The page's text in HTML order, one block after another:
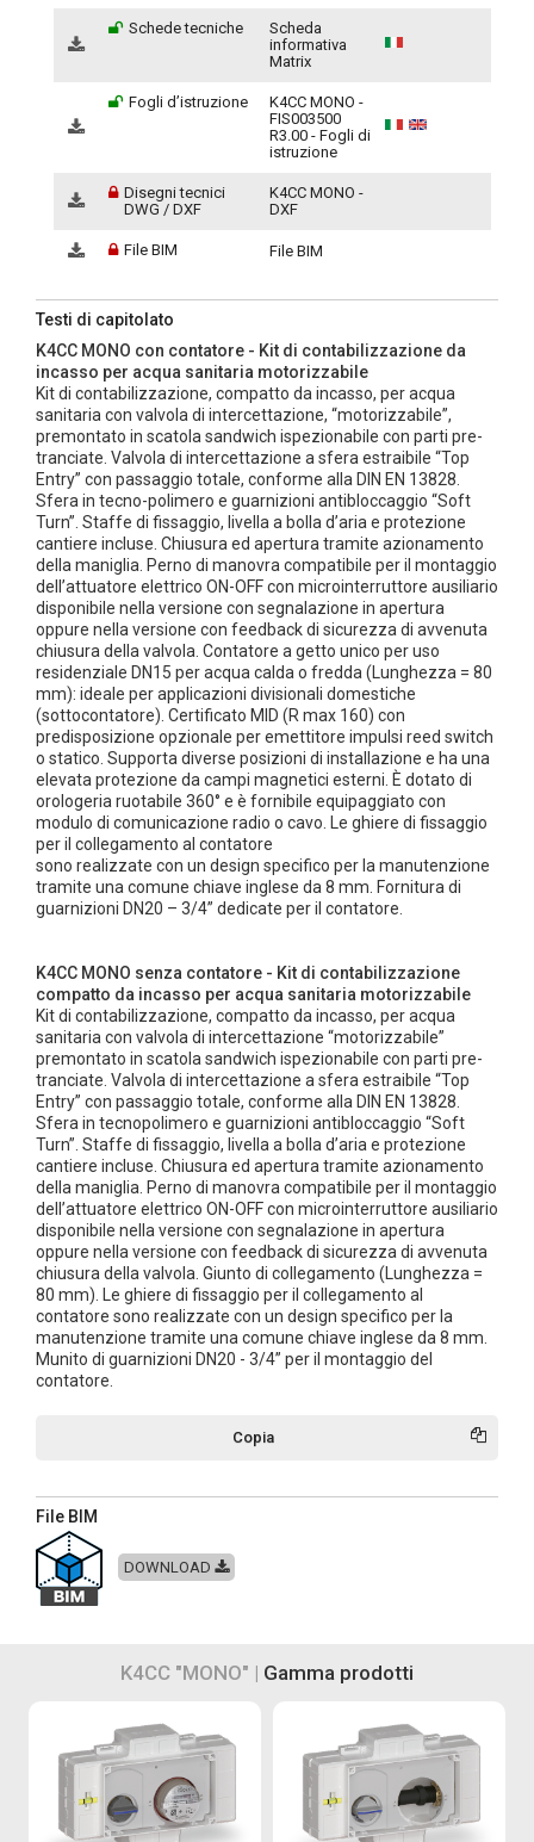
Schede tecniche
Scheda
informativa
Matrix
Fogli d’istruzione
K4CC MONO -
FIS003500
R3.00 - Fogli di
istruzione
Disegni tecnici
DWG / DXF
K4CC MONO -
DXF
File BIM File BIM
Testi di capitolato
K4CC MONO con contatore - Kit di contabilizzazione da
incasso per acqua sanitaria motorizzabile
Kit di contabilizzazione, compatto da incasso, per acqua
sanitaria con valvola di intercettazione, “motorizzabile”,
premontato in scatola sandwich ispezionabile con parti pre-
tranciate. Valvola di intercettazione a sfera estraibile “Top
Entry” con passaggio totale, conforme alla DIN EN 13828.
Sfera in tecno-polimero e guarnizioni antibloccaggio “Soft
Turn”. Staffe di fissaggio, livella a bolla d’aria e protezione
cantiere incluse. Chiusura ed apertura tramite azionamento
della maniglia. Perno di manovra compatibile per il montaggio
dell’attuatore elettrico ON-OFF con microinterruttore ausiliario
disponibile nella versione con segnalazione in apertura
oppure nella versione con feedback di sicurezza di avvenuta
chiusura della valvola. Contatore a getto unico per uso
residenziale DN15 per acqua calda o fredda (Lunghezza = 80
mm): ideale per applicazioni divisionali domestiche
(sottocontatore). Certificato MID (R max 160) con
predisposizione opzionale per emettitore impulsi reed switch
o statico. Supporta diverse posizioni di installazione e ha una
elevata protezione da campi magnetici esterni. È dotato di
orologeria ruotabile 360° e è fornibile equipaggiato con
modulo di comunicazione radio o cavo. Le ghiere di fissaggio
per il collegamento al contatore
sono realizzate con un design specifico per la manutenzione
tramite una comune chiave inglese da 8 mm. Fornitura di
guarnizioni DN20 – 3/4” dedicate per il contatore.
K4CC MONO senza contatore - Kit di contabilizzazione
compatto da incasso per acqua sanitaria motorizzabile
Kit di contabilizzazione, compatto da incasso, per acqua
sanitaria con valvola di intercettazione “motorizzabile”
premontato in scatola sandwich ispezionabile con parti pre-
tranciate. Valvola di intercettazione a sfera estraibile “Top
Entry” con passaggio totale, conforme alla DIN EN 13828.
Sfera in tecnopolimero e guarnizioni antibloccaggio “Soft
Turn”. Staffe di fissaggio, livella a bolla d’aria e protezione
cantiere incluse. Chiusura ed apertura tramite azionamento
della maniglia. Perno di manovra compatibile per il montaggio
dell’attuatore elettrico ON-OFF con microinterruttore ausiliario
disponibile nella versione con segnalazione in apertura
oppure nella versione con feedback di sicurezza di avvenuta
chiusura della valvola. Giunto di collegamento (Lunghezza =
80 mm). Le ghiere di fissaggio per il collegamento al
contatore sono realizzate con un design specifico per la
manutenzione tramite una comune chiave inglese da 8 mm.
Munito di guarnizioni DN20 - 3/4” per il montaggio del
contatore.
Copia
File BIM
DOWNLOAD
K4CC "MONO" | Gamma prodotti